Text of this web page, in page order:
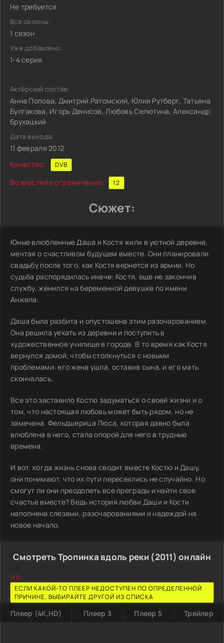
Не требуется
Все сезоны:
1 сезон
Уже добавлено:
1-4 серия
Актёрский состав:
Анна Попова, Дмитрий Ратомский, Юлия Рутберг, Татьяна
Булгакова, Игорь Денисов, Любовь Селютина, Александр
Брухацкий
Дата выхода:
11 февраля 2012
Качество:
DVB
Возрастное ограничение: 12
Сюжет:
Юные влюбленные Даша и Костя жили в уютной деревне,
мечтая о счастливом будущем вместе. Они планировали
свадьбу после того, как Костя вернется из армии. Но
судьба распорядилась иначе: Костя, еще не закончив
службу, женился на беременной девушке по имени
Анжела.
Даша была разбита и опустошена этим разочарованием.
Она решила уехать из деревни и поступить в
художественное училище в городе. В то время как Костя
вернулся домой, чтобы столкнуться с новыми
проблемами: его жена ушла, оставив сына, и его мать
скончалась.
Все это заставило Костю задуматься о своей жизни и о
том, что настоящая любовь может быть рядом, но не
замечена. Фельдшерица Люса, которая давно была
влюблена в него, стала опорой для него в трудные
времена.
И вот, когда жизнь снова сводит вместе Костю и Дашу,
они понимают, что их пути пересеклись не случайно. Но
смогут ли они преодолеть все преграды и найти свое
счастье вместе? Ведь история любви Даши и Кости
наполнена слезами, разочарованиями и надеждой на
новое начало.
Смотреть Тропинка вдоль реки (2011) онлайн
!!!!:
ЕСЛИ КАКОЙ-ТО ПЛЕЕР НЕДОСТУПЕН ПО ОПРЕДЕЛЕННОЙ
ПРИЧИНЕ, ВЫБИРАЙТЕ ДРУГОЙ ИЗ СПИСКА
Плеер (4K,HD) Плеер 3 Плеер 5 Трейлер